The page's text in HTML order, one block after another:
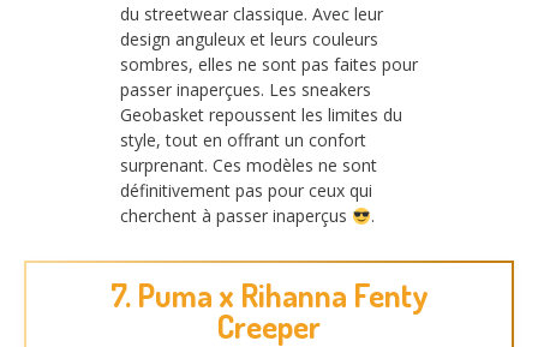
du streetwear classique. Avec leur
design anguleux et leurs couleurs
sombres, elles ne sont pas faites pour
passer inaperçues. Les sneakers
Geobasket repoussent les limites du
style, tout en offrant un confort
surprenant. Ces modèles ne sont
définitivement pas pour ceux qui
cherchent à passer inaperçus
.
7. Puma x Rihanna Fenty
Creeper